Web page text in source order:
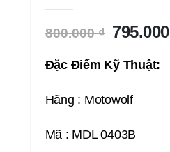
800.000₫ Giá
là:
795.000
Đặc Điểm Kỹ Thuật:
Hãng : Motowolf
Mã : MDL 0403B